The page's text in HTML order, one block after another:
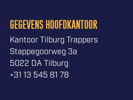
GEGEVENS HOOFDKANTOOR
Kantoor Tilburg Trappers
Stappegoorweg 3a
5022 DA Tilburg
+31 13 545 81 78